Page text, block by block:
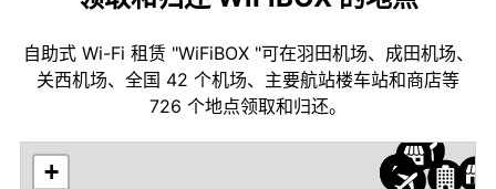
自助式 Wi-Fi 租赁 "WiFiBOX "可在羽田机场、成田机场、
关西机场、全国 42 个机场、主要航站楼车站和商店等
726 个地点领取和归还。
+